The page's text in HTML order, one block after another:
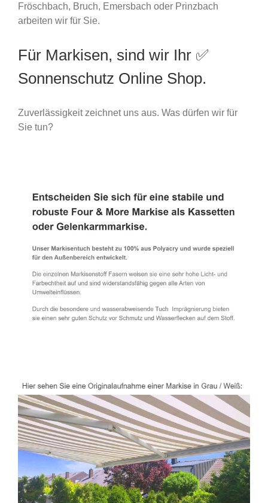
Fröschbach, Bruch, Emersbach oder Prinzbach
arbeiten wir für Sie.
Für Markisen, sind wir Ihr ✅
Sonnenschutz Online Shop.
Zuverlässigkeit zeichnet uns aus. Was dürfen wir für
Sie tun?